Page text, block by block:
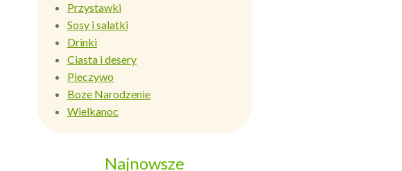
Przystawki
Sosy i salatki
Drinki
Ciasta i desery
Pieczywo
Boze Narodzenie
Wielkanoc
Najnowsze